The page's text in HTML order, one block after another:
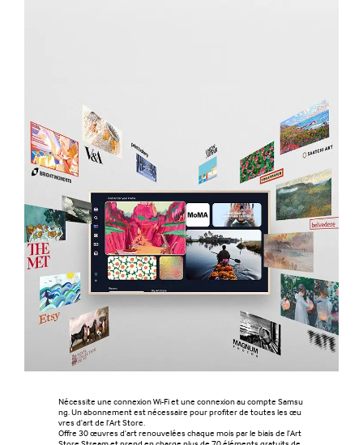
Nécessite une connexion Wi-Fi et une connexion au compte Samsu
ng. Un abonnement est nécessaire pour profiter de toutes les œu
vres d'art de l'Art Store.
Offre 30 œuvres d'art renouvelées chaque mois par le biais de l'Art